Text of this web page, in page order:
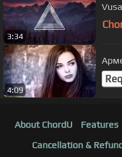
3:34
4:09
About ChordU Features
Cancellation &